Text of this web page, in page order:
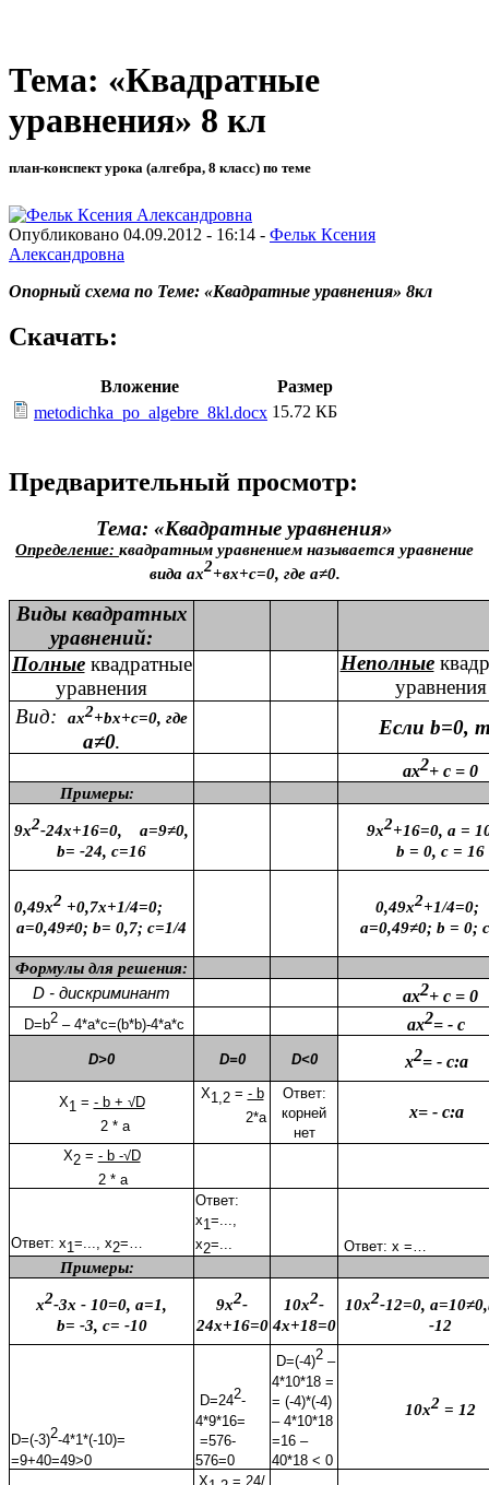
Тема: «Квадратные
уравнения» 8 кл
план-конспект урока (алгебра, 8 класс) по теме
Опубликовано 04.09.2012 - 16:14 - Фельк Ксения
Александровна
Опорный схема по Теме: «Квадратные уравнения» 8кл
Скачать:
Вложение
Размер
metodichka_po_algebre_8kl.docx 15.72 КБ
Предварительный просмотр:
Тема: «Квадратные уравнения»
Определение: квадратным уравнением называется уравнение
вида ах2+вх+с=0, где а≠0.
Виды квадратных
уравнений:
Полныеквадратные
уравнения
Неполные
уравнения
Вид:
ах2+bх+с=0, где
а≠0.
Если b=0,
ах2+ с = 0
Примеры:
9х2-24х+16=0, а=9≠0,
b= -24, с=16
9х2+16=0, а =
b = 0, с = 16
0,49х2 +0,7х+1/4=0;
а=0,49≠0; b= 0,7; с=1/4
0,49х2+1/
а=0,49≠0; b = 0;
Формулы для решения:
D - дискриминант
ах2+ с = 0
D=b2– 4*a*c=(b*b)-4*a*c ах2= - с
D>0 D=0 D<0 х2= - с:а
X1 = - b + √D
2 * a
Х1,2 = - b
2*a
Ответ:
корней
нет
х= - с:а
X2 = - b -√D
2 * a
Ответ: х1=..., х2=…
Ответ:
х1=...,
х2=... Ответ: х =…
Примеры:
х2-3х - 10=0, а=1,
b= -3, c= -10
9х2-
24х+16=0
10х2-
4х+18=0
10х2-12=0,
-12
D=(-3)2-4*1*(-10)=
=9+40=49>0
D=242-
4*9*16=
=576-
576=0
D=(-4)2 –
4*10*18 =
= (-4)*(-4)
– 4*10*18
=16 –
40*18 < 0
10х2 = 12
Х = 24/